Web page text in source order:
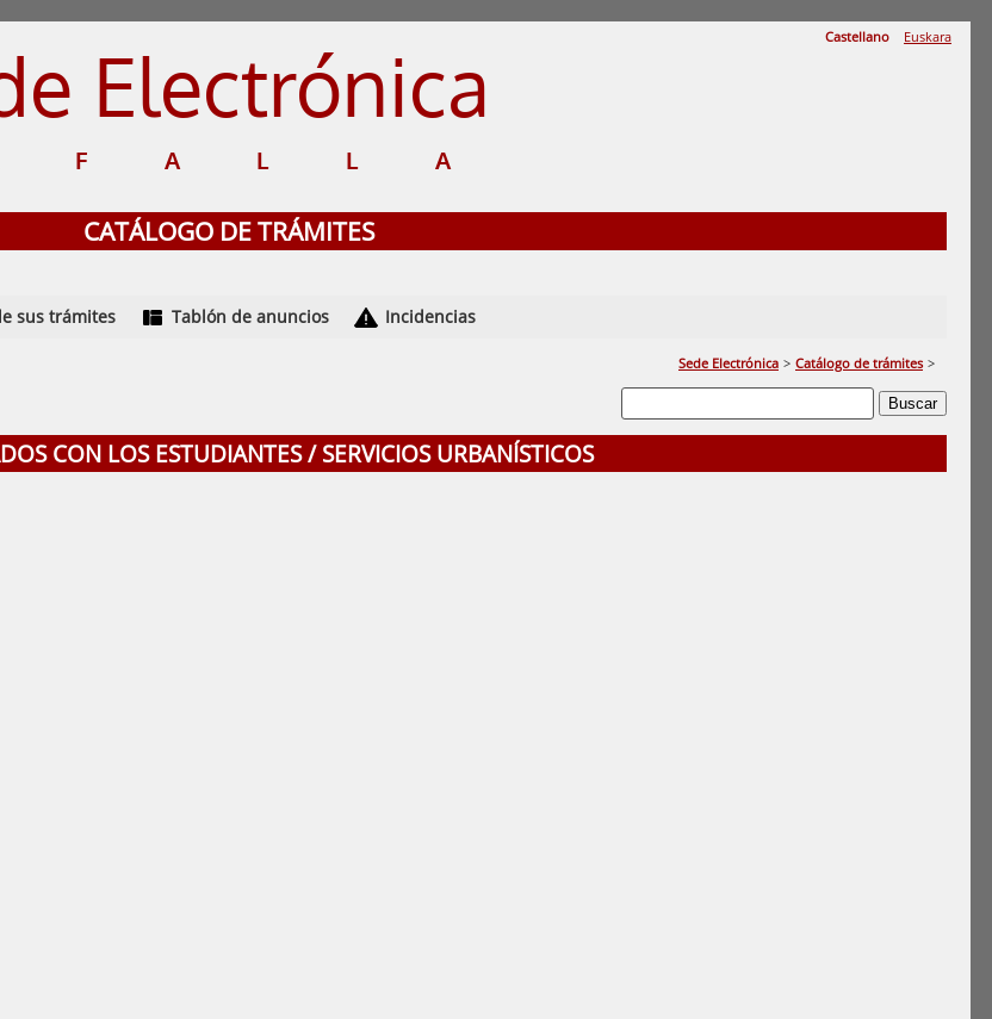
Castellano Euskara
Electrónica
CATÁLOGO DE TRÁMITES
sus trámites Tablón de anuncios Incidencias
Sede Electrónica > Catálogo de trámites >
CON LOS ESTUDIANTES / SERVICIOS URBANÍSTICOS